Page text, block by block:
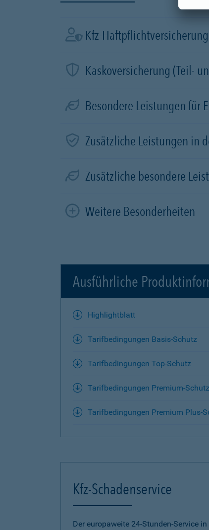
Kfz-Haftpflichtversicherung
Kaskoversicherung (Teil-
Besondere Leistungen für
Zusätzliche Leistungen in
Zusätzliche besondere
Weitere Besonderheiten
Ausführliche
Highlightblatt
Tarifbedingungen Basis-Schutz
Tarifbedingungen Top-Schutz
Tarifbedingungen Premium-Schutz
Tarifbedingungen Premium Plus-
Kfz-Schadenservice
Der europaweite 24-Stunden-Service